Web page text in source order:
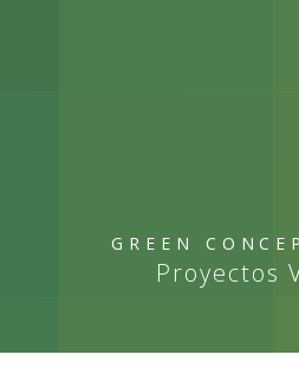
GREEN
Proyectos